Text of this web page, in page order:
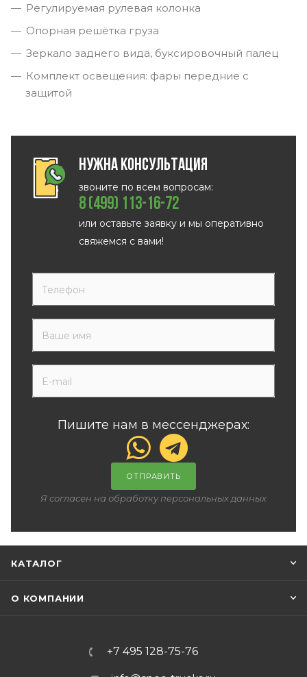
Регулируемая рулевая колонка
Опорная решётка груза
Зеркало заднего вида, буксировочный палец
Комплект освещения: фары передние с
защитой
Нужна консультация
звоните по всем вопросам:
8 (499) 113-16-72
или оставьте заявку и мы оперативно
свяжемся с вами!
Пишите нам в мессенджерах:
ОТПРАВИТЬ
Я согласен на обработку персональных данных
КАТАЛОГ
О КОМПАНИИ
+7 495 128-75-76